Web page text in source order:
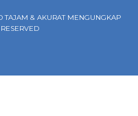
TAJAM & AKURAT MENGUNGKAP